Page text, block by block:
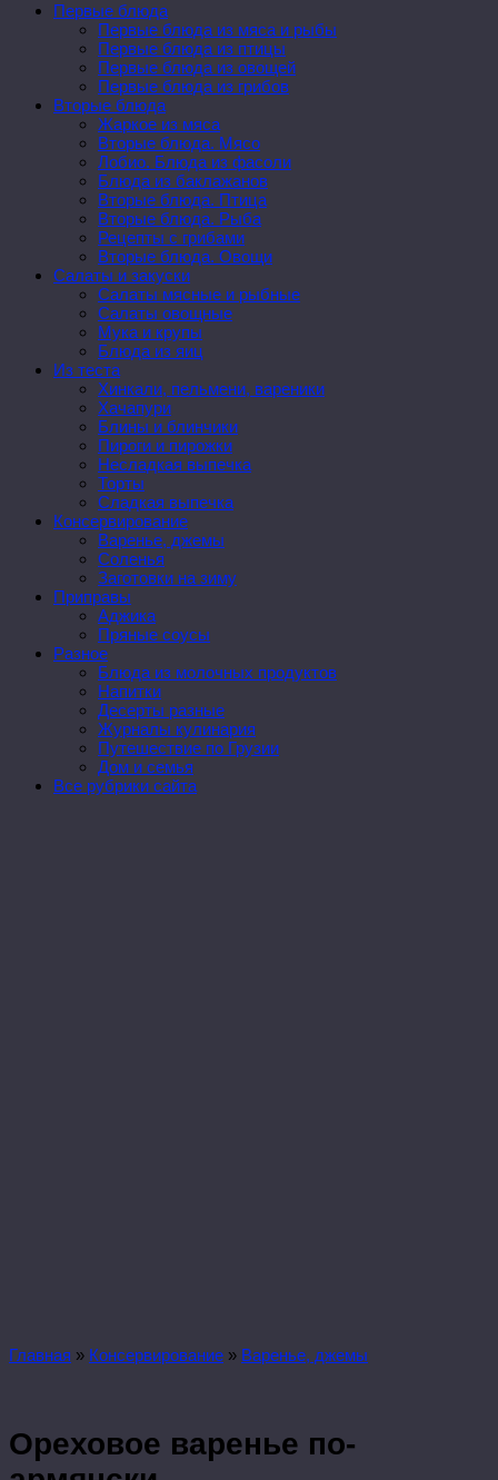
Первые блюда
Первые блюда из мяса и рыбы
Первые блюда из птицы
Первые блюда из овощей
Первые блюда из грибов
Вторые блюда
Жаркое из мяса
Вторые блюда. Мясо
Лобио. Блюда из фасоли
Блюда из баклажанов
Вторые блюда. Птица
Вторые блюда. Рыба
Рецепты с грибами
Вторые блюда. Овощи
Салаты и закуски
Салаты мясные и рыбные
Салаты овощные
Мука и крупы
Блюда из яиц
Из теста
Хинкали, пельмени, вареники
Хачапури
Блины и блинчики
Пироги и пирожки
Несладкая выпечка
Торты
Сладкая выпечка
Консервирование
Варенье, джемы
Соленья
Заготовки на зиму
Приправы
Аджика
Пряные соусы
Разное
Блюда из молочных продуктов
Напитки
Десерты разные
Журналы кулинария
Путешествие по Грузии
Дом и семья
Все рубрики сайта
Главная » Консервирование » Варенье, джемы
Ореховое варенье по-